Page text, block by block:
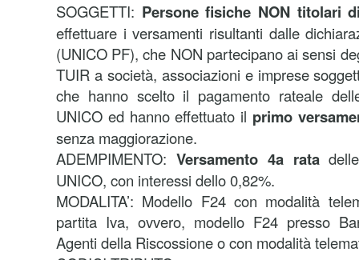
SOGGETTI: Persone fisiche NON titolari
effettuare i versamenti risultanti dalle
(UNICO PF), che NON partecipano ai sensi
TUIR a società, associazioni e imprese
che hanno scelto il pagamento rateale
UNICO ed hanno effettuato il primo
senza maggiorazione.
ADEMPIMENTO: Versamento 4a rata
UNICO, con interessi dello 0,82%.
MODALITA’: Modello F24 con modalità
partita Iva, ovvero, modello F24 presso
Agenti della Riscossione o con modalità